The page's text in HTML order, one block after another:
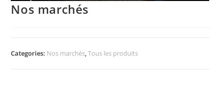
Nos marchés
Categories: Nos marchés,Tous les produits